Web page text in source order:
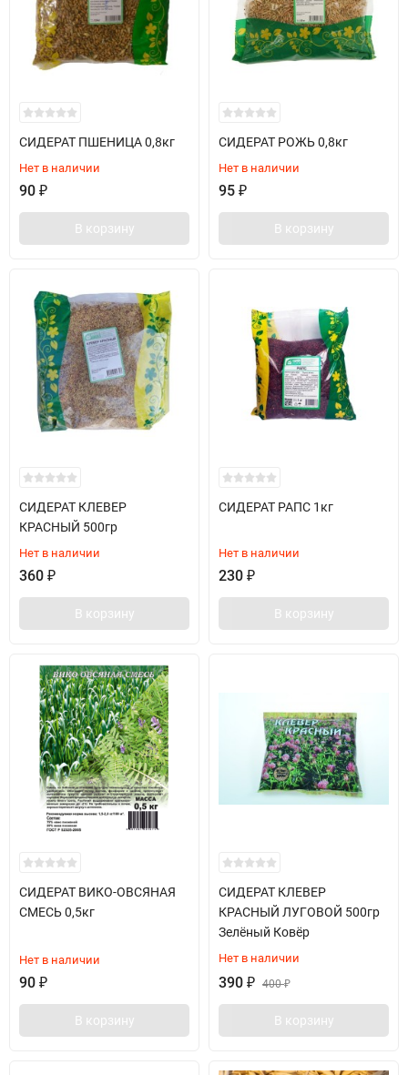
СИДЕРАТ ПШЕНИЦА 0,8кг
Нет в наличии
90 ₽
В корзину
СИДЕРАТ РОЖЬ 0,8кг
Нет в наличии
95 ₽
В корзину
СИДЕРАТ КЛЕВЕР
КРАСНЫЙ 500гр
Нет в наличии
360 ₽
В корзину
СИДЕРАТ РАПС 1кг
Нет в наличии
230 ₽
В корзину
СИДЕРАТ ВИКО-ОВСЯНАЯ
СМЕСЬ 0,5кг
Нет в наличии
90 ₽
В корзину
СИДЕРАТ КЛЕВЕР
КРАСНЫЙ ЛУГОВОЙ 500гр
Зелёный Ковёр
Нет в наличии
390 ₽ 400₽
В корзину